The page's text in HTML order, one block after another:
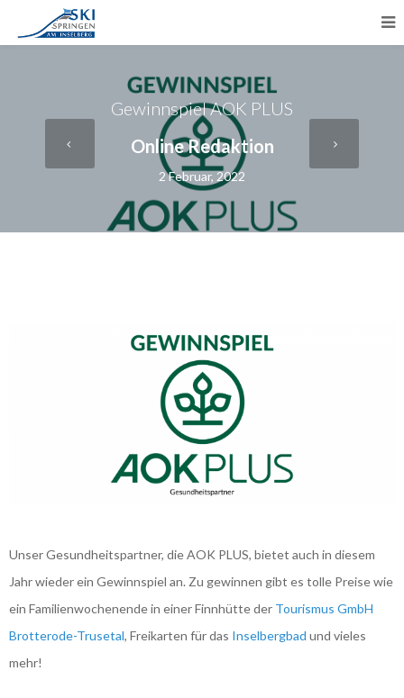
Gewinnspiel AOK PLUS
Online Redaktion
2 Februar, 2022
Unser Gesundheitspartner, die AOK PLUS, bietet auch in diesem
Jahr wieder ein Gewinnspiel an. Zu gewinnen gibt es tolle Preise wie
ein Familienwochenende in einer Finnhütte der Tourismus GmbH
Brotterode-Trusetal, Freikarten für das Inselbergbad und vieles
mehr!